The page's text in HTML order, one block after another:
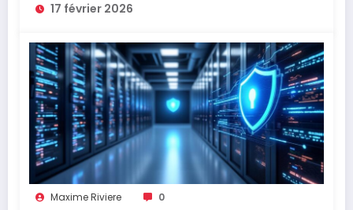
17 février 2026
Maxime Riviere 0